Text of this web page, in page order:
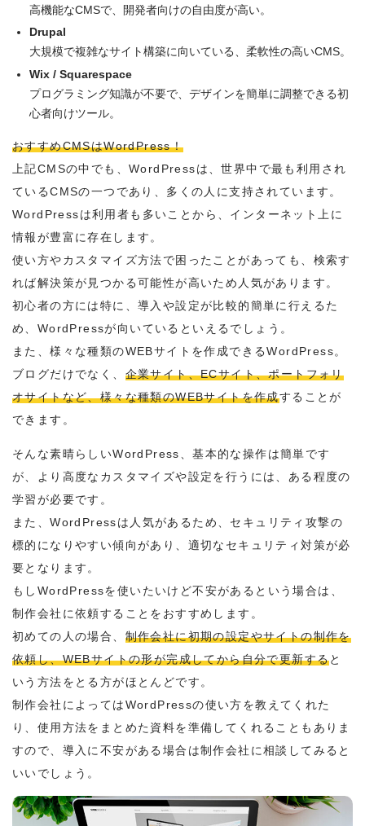
高機能なCMSで、開発者向けの自由度が高い。
Drupal
大規模で複雑なサイト構築に向いている、柔軟性の高いCMS。
Wix / Squarespace
プログラミング知識が不要で、デザインを簡単に調整できる初
心者向けツール。
おすすめCMSはWordPress！
上記CMSの中でも、WordPressは、世界中で最も利用され
ているCMSの一つであり、多くの人に支持されています。
WordPressは利用者も多いことから、インターネット上に
情報が豊富に存在します。
使い方やカスタマイズ方法で困ったことがあっても、検索す
れば解決策が見つかる可能性が高いため人気があります。
初心者の方には特に、導入や設定が比較的簡単に行えるた
め、WordPressが向いているといえるでしょう。
また、様々な種類のWEBサイトを作成できるWordPress。
ブログだけでなく、 企業サイト、ECサイト、ポートフォリ
オサイトなど、様々な種類のWEBサイトを作成することが
できます。
そんな素晴らしいWordPress、基本的な操作は簡単です
が、より高度なカスタマイズや設定を行うには、ある程度の
学習が必要です。
また、WordPressは人気があるため、セキュリティ攻撃の
標的になりやすい傾向があり、適切なセキュリティ対策が必
要となります。
もしWordPressを使いたいけど不安があるという場合は、
制作会社に依頼することをおすすめします。
初めての人の場合、 制作会社に初期の設定やサイトの制作を
依頼し、WEBサイトの形が完成してから自分で更新すると
いう方法をとる方がほとんどです。
制作会社によってはWordPressの使い方を教えてくれた
り、使用方法をまとめた資料を準備してくれることもありま
すので、導入に不安がある場合は制作会社に相談してみると
いいでしょう。